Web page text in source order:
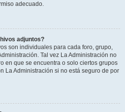
adecuado.
adjuntos?
son individuales para cada foro, grupo,
Tal vez La Administración no
en que se encuentra o solo ciertos grupos
La Administración si no está seguro de por